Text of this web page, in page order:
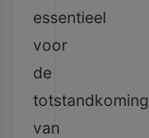
essentieel
voor
de
totstandkoming
van